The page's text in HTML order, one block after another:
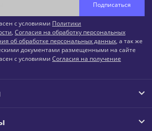
Подписаться
с условиями Политики
, Согласия на обработку персональных
об обработке персональных данных, а так же
документами размещенными на сайте
с условиями Согласия на получение